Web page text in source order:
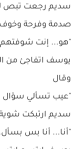
سديم رجعت تبص
صدمة وفرحة وخوف
"هو... إنت
يوسف اتفاجئ من
وقال
"عيب تسألي سؤال
سديم ارتبكت
"أنا... أنا بس